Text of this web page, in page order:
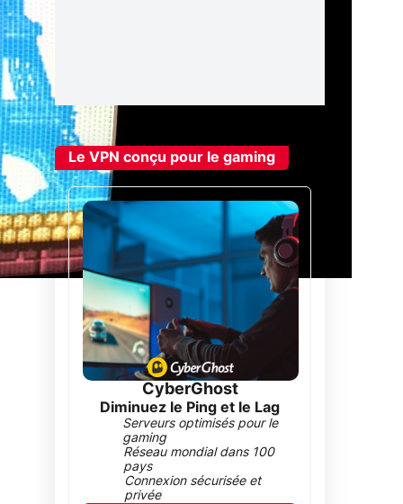
Le VPN conçu pour le gaming
CyberGhost
Diminuez le Ping et le Lag
Serveurs optimisés pour le
gaming
Réseau mondial dans 100
pays
Connexion sécurisée et
privée